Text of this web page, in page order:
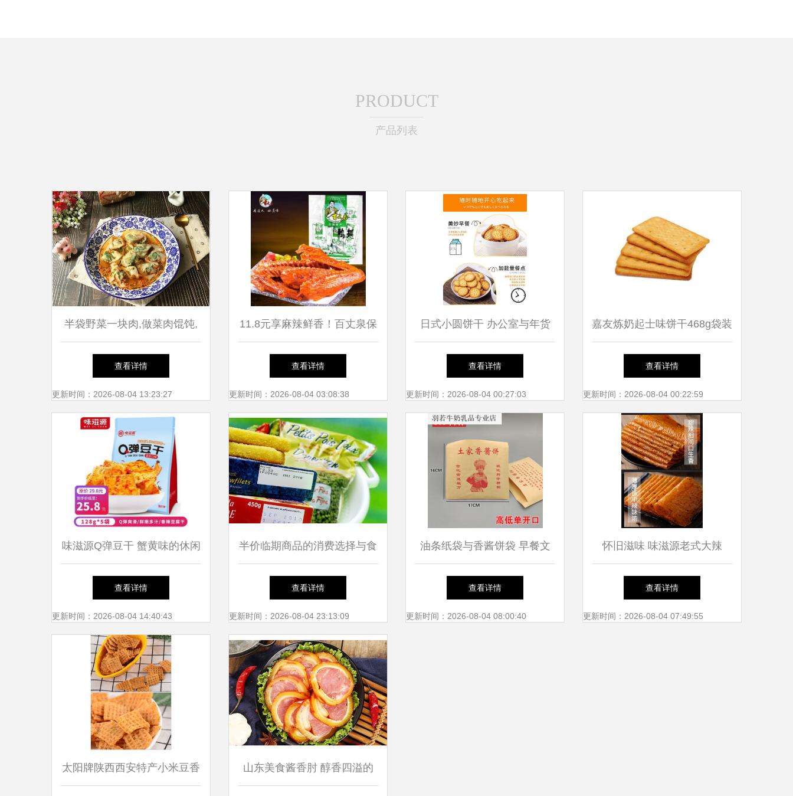
PRODUCT
产品列表
半袋野菜一块肉,做菜肉馄饨,
皮簿馅足清香味美,一口一个
真过瘾
查看详情
更新时间：2026-08-04 13:23:27
11.8元享麻辣鲜香！百丈泉保
鲜装鸭翅88g，休闲零食新选
择
查看详情
更新时间：2026-08-04 03:08:38
日式小圆饼干 办公室与年货
必备的网红休闲零食
查看详情
更新时间：2026-08-04 00:27:03
嘉友炼奶起士味饼干468g袋装
全解析及邮乐官网购买指南
查看详情
更新时间：2026-08-04 00:22:59
味滋源Q弹豆干 蟹黄味的休闲
零食新宠
查看详情
更新时间：2026-08-04 14:40:43
半价临期商品的消费选择与食
品安全探讨
查看详情
更新时间：2026-08-04 23:13:09
油条纸袋与香酱饼袋 早餐文
化的细致美学
查看详情
更新时间：2026-08-04 08:00:40
怀旧滋味 味滋源老式大辣
片，重温儿时手撕辣皮的香辣
魅力
查看详情
更新时间：2026-08-04 07:49:55
太阳牌陕西西安特产小米豆香 山东美食酱香肘 醇香四溢的